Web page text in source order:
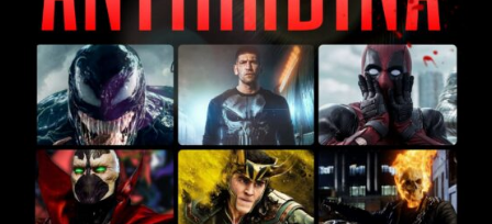
ALE
DOOPRAVDY?
ČÁST
36.